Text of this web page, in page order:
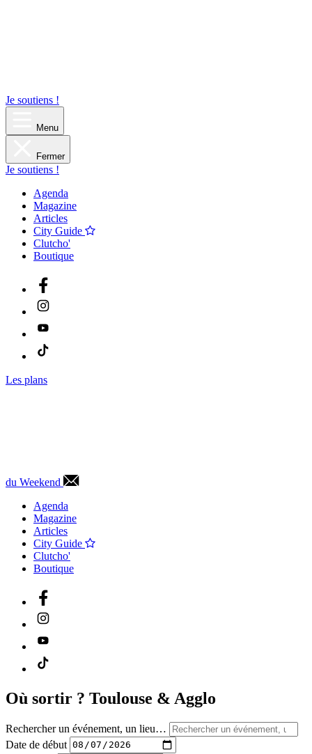
Je soutiens !
Menu
Fermer
Je soutiens !
Agenda
Magazine
Articles
City Guide
Clutcho'
Boutique
Les plans
du Weekend
Agenda
Magazine
Articles
City Guide
Clutcho'
Boutique
Où sortir ? Toulouse & Agglo
Rechercher un événement, un lieu…
Date de début